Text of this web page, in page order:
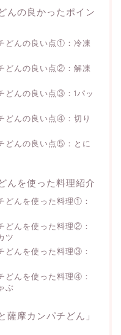
んの良かったポイン
どんの良い点①：冷凍
どんの良い点②：解凍
どんの良い点③：1パッ
どんの良い点④：切り
どんの良い点⑤：とに
んを使った料理紹介
どんを使った料理①：
どんを使った料理②：
ツ
どんを使った料理③：
どんを使った料理④：
ぶ
薩摩カンパチどん」